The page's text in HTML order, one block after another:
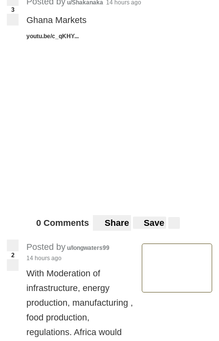
3
u/Shakanaka 14 hours ago
Ghana Markets
youtu.be/c_qKHY...
0 Comments Share Save
2
Posted by u/longwaters99
14 hours ago
With Moderation of
infrastructure, energy
production, manufacturing ,
food production,
regulations. Africa would